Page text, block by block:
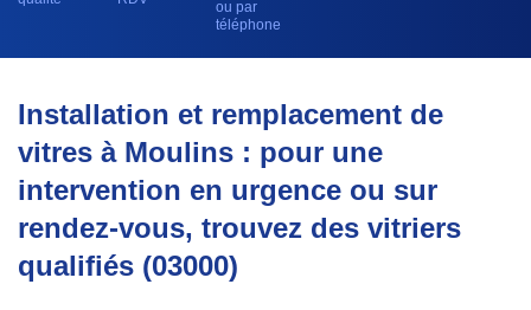
ou par
téléphone
Installation et remplacement de
vitres à Moulins : pour une
intervention en urgence ou sur
rendez-vous, trouvez des vitriers
qualifiés (03000)